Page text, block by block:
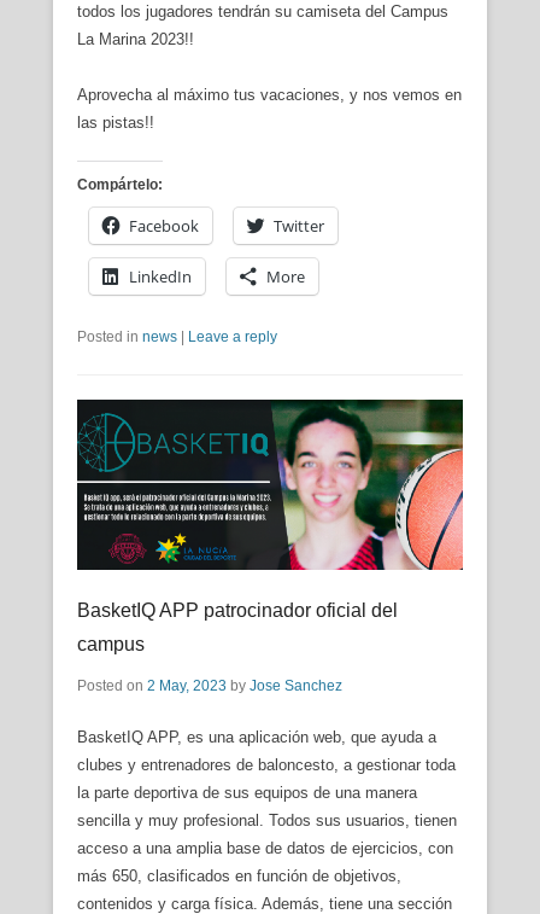
todos los jugadores tendrán su camiseta del Campus
La Marina 2023!!
Aprovecha al máximo tus vacaciones, y nos vemos en
las pistas!!
Compártelo:
Facebook Twitter
LinkedIn More
Posted in news | Leave a reply
BasketIQ APP patrocinador oficial del
campus
Posted on 2 May, 2023 by Jose Sanchez
BasketIQ APP, es una aplicación web, que ayuda a
clubes y entrenadores de baloncesto, a gestionar toda
la parte deportiva de sus equipos de una manera
sencilla y muy profesional. Todos sus usuarios, tienen
acceso a una amplia base de datos de ejercicios, con
más 650, clasificados en función de objetivos,
contenidos y carga física. Además, tiene una sección